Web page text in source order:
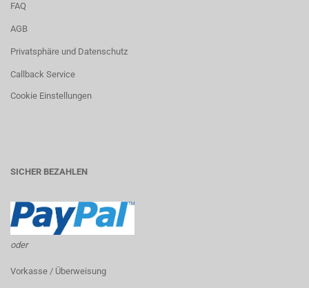
FAQ
AGB
Privatsphäre und Datenschutz
Callback Service
Cookie Einstellungen
SICHER BEZAHLEN
oder
Vorkasse / Überweisung